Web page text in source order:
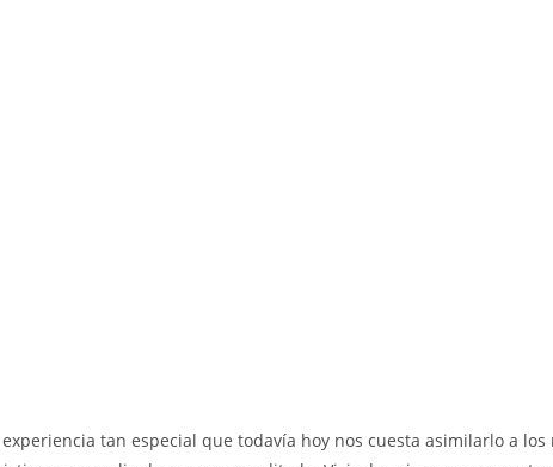
tan especial que todavía hoy nos cuesta asimilarlo a los